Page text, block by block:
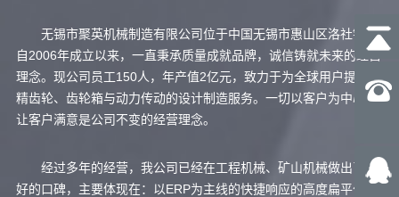
无锡市聚英机械制造有限公司位于中国无锡市惠山区洛社镇，
自2006年成立以来，一直秉承质量成就品牌，诚信铸就未来的经营
理念。现公司员工150人，年产值2亿元，致力于为全球用户提供高
精齿轮、齿轮箱与动力传动的设计制造服务。一切以客户为中心，
让客户满意是公司不变的经营理念。
经过多年的经营，我公司已经在工程机械、矿山机械做出了良
好的口碑，主要体现在：以ERP为主线的快捷响应的高度扁平化管